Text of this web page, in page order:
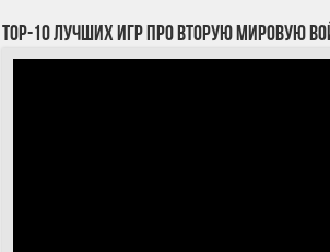
TOP-10 лучших игр про Вторую мировую